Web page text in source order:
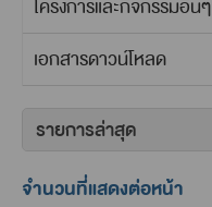
โครงการและกิจกรรมอื่นๆ
เอกสารดาวน์โหลด
จำนวนที่แสดงต่อหน้า